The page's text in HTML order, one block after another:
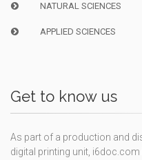
NATURAL SCIENCES
APPLIED SCIENCES
Get to know us
As part of a production and
digital printing unit,